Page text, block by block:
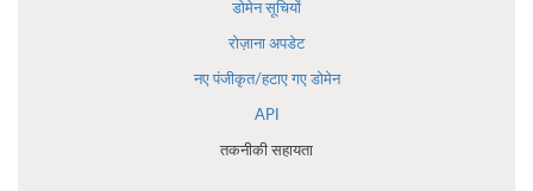
डोमेन सूचियों
रोज़ाना अपडेट
नए पंजीकृत/हटाए गए डोमेन
API
तकनीकी सहायता